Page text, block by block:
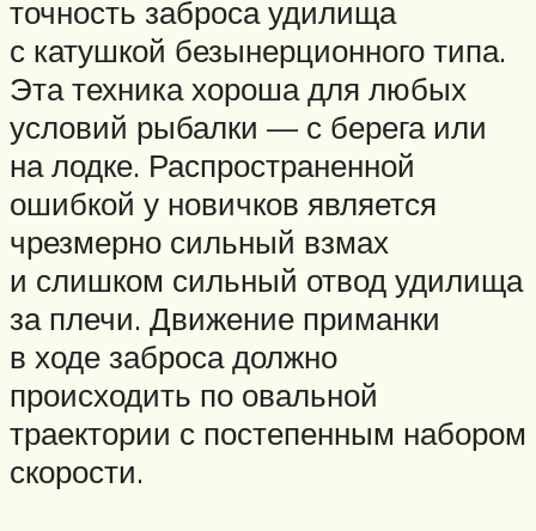
точность заброса удилища
с катушкой безынерционного типа.
Эта техника хороша для любых
условий рыбалки — с берега или
на лодке. Распространенной
ошибкой у новичков является
чрезмерно сильный взмах
и слишком сильный отвод удилища
за плечи. Движение приманки
в ходе заброса должно
происходить по овальной
траектории с постепенным набором
скорости.